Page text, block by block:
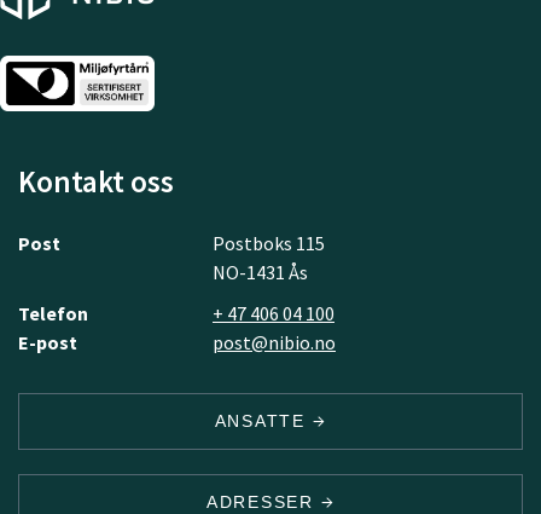
Kontakt oss
Post
Postboks 115
NO-1431 Ås
Telefon
+ 47 406 04 100
E-post
post@nibio.no
ANSATTE
ADRESSER